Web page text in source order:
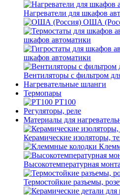
Нагреватели для шкафов
ОША
шкафов автоматики
шкафов автоматики
Вентиляторы с фильтром
Нагревательные шланги
Термопары
PT100
Регуляторы, реле
Материалы для
Керамические изоляторы,
Высокотемпературная
Термостойкие разъемы,